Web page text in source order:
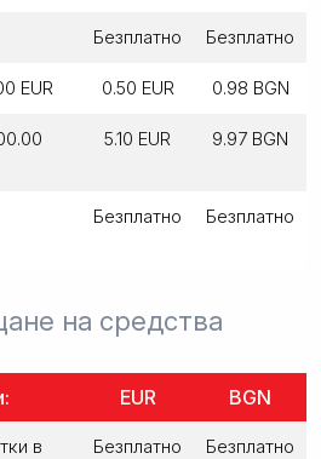
Безплатно Безплатно
EUR 0.50 EUR 0.98 BGN
5.10 EUR 9.97 BGN
Безплатно Безплатно
на средства
EUR BGN
в
Безплатно Безплатно